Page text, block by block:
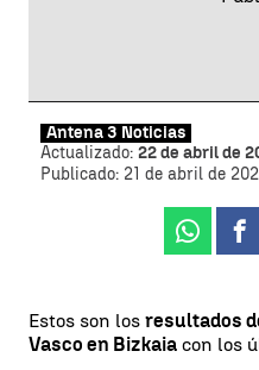
Antena 3 Noticias
Actualizado: 22 de abril de
Publicado: 21 de abril de
Estos son los resultados
Vasco en Bizkaia con los